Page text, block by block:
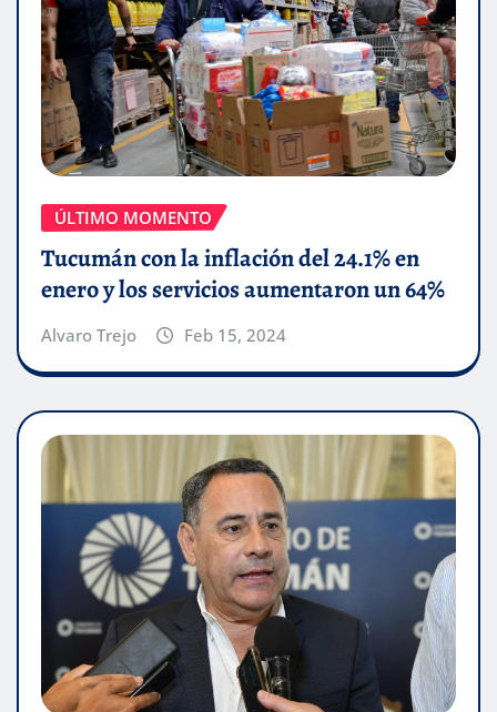
ÚLTIMO MOMENTO
Tucumán con la inflación del 24.1% en
enero y los servicios aumentaron un 64%
Alvaro Trejo Feb 15, 2024